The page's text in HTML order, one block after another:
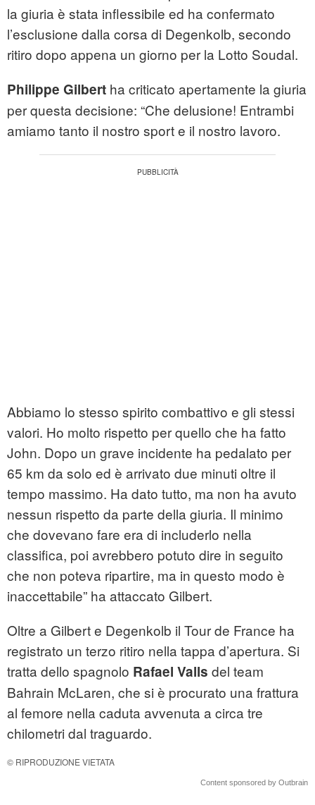
la giuria è stata inflessibile ed ha confermato
l’esclusione dalla corsa di Degenkolb, secondo
ritiro dopo appena un giorno per la Lotto Soudal.
Philippe Gilbert ha criticato apertamente la giuria
per questa decisione: “Che delusione! Entrambi
amiamo tanto il nostro sport e il nostro lavoro.
Abbiamo lo stesso spirito combattivo e gli stessi
valori. Ho molto rispetto per quello che ha fatto
John. Dopo un grave incidente ha pedalato per
65 km da solo ed è arrivato due minuti oltre il
tempo massimo. Ha dato tutto, ma non ha avuto
nessun rispetto da parte della giuria. Il minimo
che dovevano fare era di includerlo nella
classifica, poi avrebbero potuto dire in seguito
che non poteva ripartire, ma in questo modo è
inaccettabile” ha attaccato Gilbert.
Oltre a Gilbert e Degenkolb il Tour de France ha
registrato un terzo ritiro nella tappa d’apertura. Si
tratta dello spagnolo Rafael Valls del team
Bahrain McLaren, che si è procurato una frattura
al femore nella caduta avvenuta a circa tre
chilometri dal traguardo.
© RIPRODUZIONE VIETATA
Content sponsored by Outbrain